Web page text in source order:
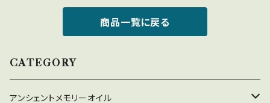
商品一覧に戻る
CATEGORY
アンシェントメモリーオイル